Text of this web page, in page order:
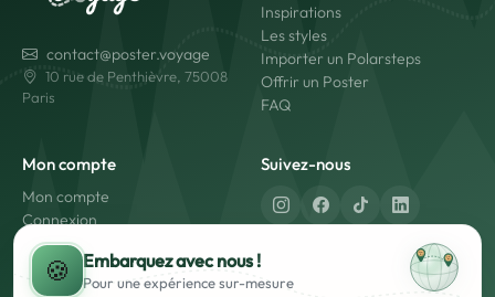
contact@poster.voyage
10 rue de Penthièvre, 75008
Paris
Inspirations
Les styles
Importer un Polarsteps
Offrir un Poster
FAQ
Mon compte
Mon compte
Connexion
Créer un compte
Suivez-nous
Paiement sécurisé
🍪 Embarquez avec nous !
Pour une expériencesur-mesure